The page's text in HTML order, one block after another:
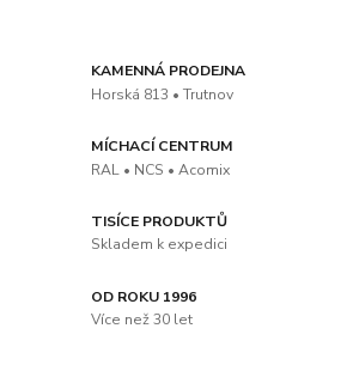
KAMENNÁ PRODEJNA
Horská 813 • Trutnov
MÍCHACÍ CENTRUM
RAL • NCS • Acomix
TISÍCE PRODUKTŮ
Skladem k expedici
OD ROKU 1996
Více než 30 let